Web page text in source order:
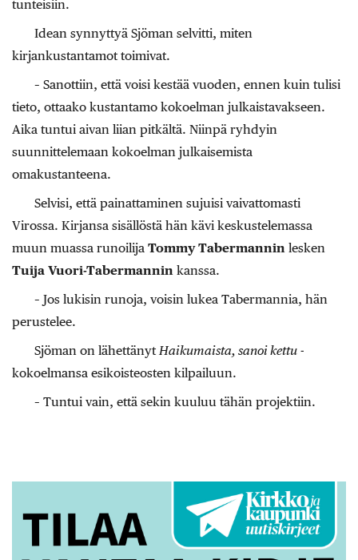
tunteisiin.
Idean synnyttyä Sjöman selvitti, miten
kirjankustantamot toimivat.
– Sanottiin, että voisi kestää vuoden, ennen kuin tulisi
tieto, ottaako kustantamo kokoelman julkaistavakseen.
Aika tuntui aivan liian pitkältä. Niinpä ryhdyin
suunnittelemaan kokoelman julkaisemista
omakustanteena.
Selvisi, että painattaminen sujuisi vaivattomasti
Virossa. Kirjansa sisällöstä hän kävi keskustelemassa
muun muassa runoilija Tommy Tabermannin lesken
Tuija Vuori-Tabermannin kanssa.
– Jos lukisin runoja, voisin lukea Tabermannia, hän
perustelee.
Sjöman on lähettänyt Haikumaista, sanoi kettu -
kokoelmansa esikoisteosten kilpailuun.
– Tuntui vain, että sekin kuuluu tähän projektiin.